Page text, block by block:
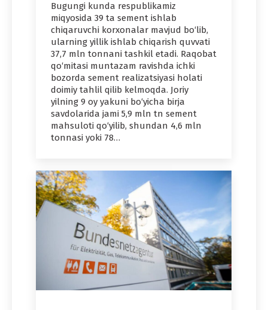
Bugungi kunda respublikamiz
miqyosida 39 ta sement ishlab
chiqaruvchi korxonalar mavjud bo‘lib,
ularning yillik ishlab chiqarish quvvati
37,7 mln tonnani tashkil etadi. Raqobat
qo‘mitasi muntazam ravishda ichki
bozorda sement realizatsiyasi holati
doimiy tahlil qilib kelmoqda. Joriy
yilning 9 oy yakuni bo‘yicha birja
savdolarida jami 5,9 mln tn sement
mahsuloti qo‘yilib, shundan 4,6 mln
tonnasi yoki 78…